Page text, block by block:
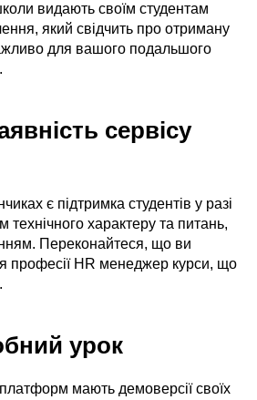
видають своїм студентам
який свідчить про отриману
для вашого подальшого
сервісу
є підтримка студентів у разі
характеру та питань,
Переконайтеся, що ви
професії HR менеджер курси, що
урок
мають демоверсії своїх